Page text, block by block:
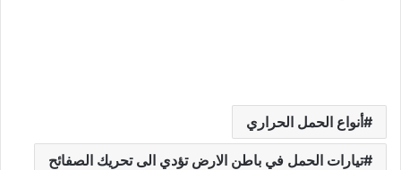
أنواع الحمل الحراري
تيارات الحمل في باطن الارض تؤدي الى تحريك الصفائح